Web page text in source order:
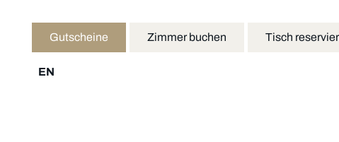
Gutscheine Zimmer buchen Tisch
EN